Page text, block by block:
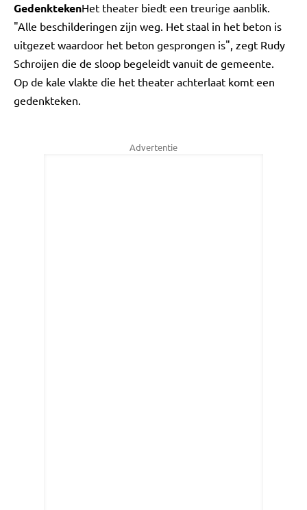
GedenktekenHet theater biedt een treurige aanblik.
"Alle beschilderingen zijn weg. Het staal in het beton is
uitgezet waardoor het beton gesprongen is", zegt Rudy
Schroijen die de sloop begeleidt vanuit de gemeente.
Op de kale vlakte die het theater achterlaat komt een
gedenkteken.
Advertentie